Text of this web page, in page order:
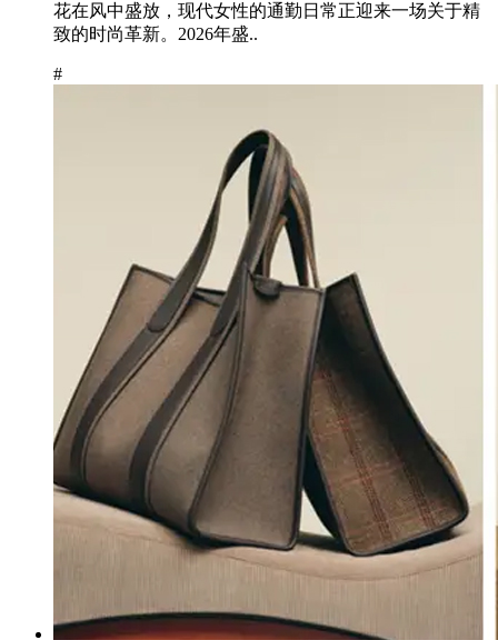
花在风中盛放，现代女性的通勤日常正迎来一场关于精
致的时尚革新。2026年盛..
#